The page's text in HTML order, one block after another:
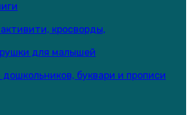
кросворды,
для малышей
буквари и прописи